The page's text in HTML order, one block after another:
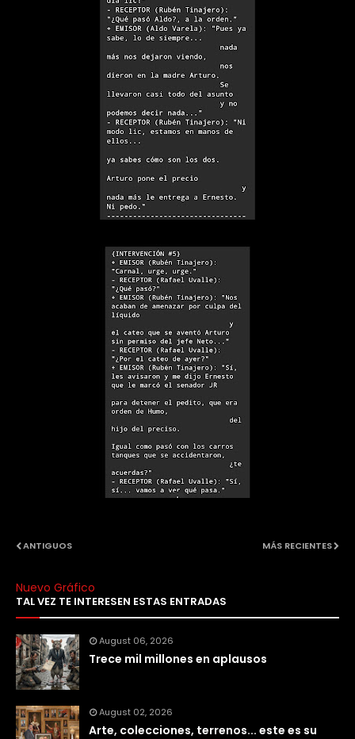
MÁS RECIENTES
ANTIGUOS
Nuevo Gráfico
TAL VEZ TE INTERESEN ESTAS ENTRADAS
August 06, 2026
Trece mil millones en aplausos
August 02, 2026
Arte, colecciones, terrenos... este es su